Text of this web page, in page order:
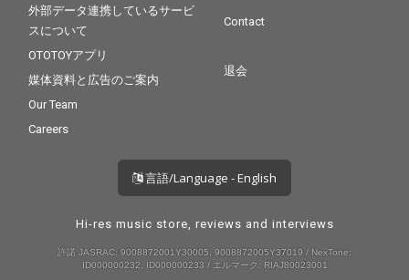
外部データ連携しているサービ
スについて
OTOTOYアプリ
媒体資料と広告のご案内
Our Team
Careers
Contact
退会
言語/Language - English
Hi-res music store, reviews and interviews
許諾 JASRAC: 9008872001Y30005, 9008872005Y37019 / NexTone:
ID000000232, ID000000233 / エルマーク: RIAJ80023001